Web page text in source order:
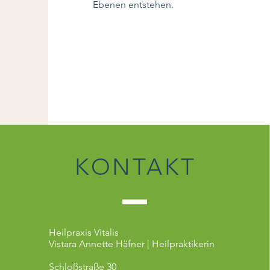
Ebenen entstehen.
KONTAKT
Heilpraxis Vitalis
Vistara Annette Häfner | Heilpraktikerin
Schloßstraße 30